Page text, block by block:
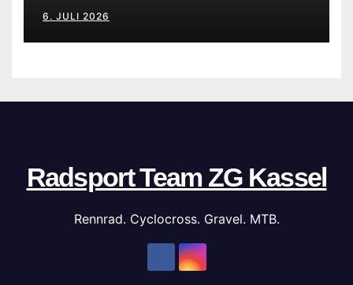
6. JULI 2026
Radsport Team ZG Kassel
Rennrad. Cyclocross. Gravel. MTB.